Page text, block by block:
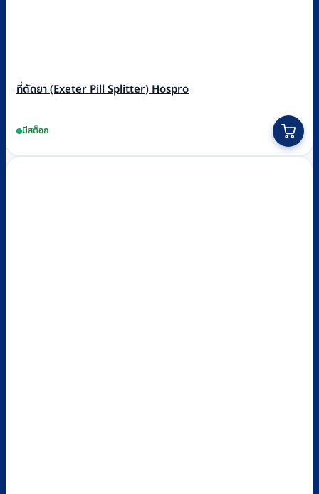
ที่ตัดยา (Exeter Pill Splitter) Hospro
มีสต็อก